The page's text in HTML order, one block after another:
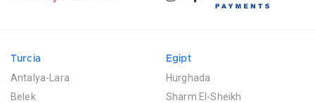
Turcia
Antalya-Lara
Belek
Egipt
Hurghada
Sharm El-Sheikh